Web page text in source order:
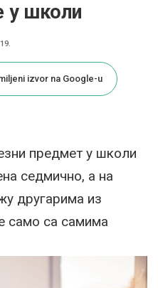
у школи
izvor na Google-u
предмет у школи
седмично, а на
другарима из
само са самима